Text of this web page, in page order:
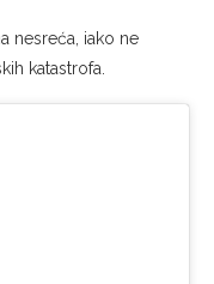
nesreća, iako ne
katastrofa.